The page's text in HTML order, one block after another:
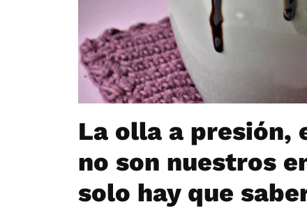
La olla a presión,
no son nuestros
solo hay que